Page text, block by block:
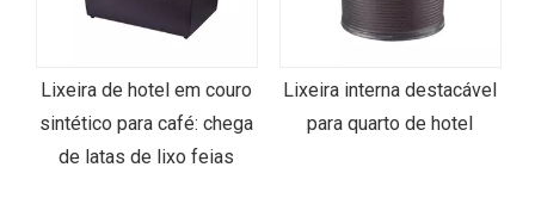
Lixeira de hotel em couro
sintético para café: chega
de latas de lixo feias
Lixeira interna destacável
para quarto de hotel